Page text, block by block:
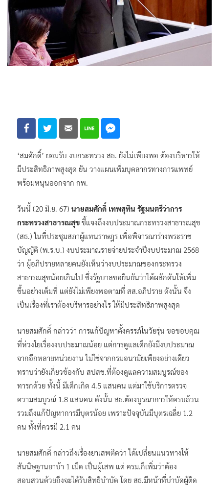
‘สมศักดิ์’ ยอมรับ งบกระทรวง สธ. ยังไม่เพียงพอ ต้องบริหารให้
มีประสิทธิภาพสูงสุด ยัน วางแผนเพิ่มบุคลากรทางการแพทย์
พร้อมหนุนออกจาก กพ.
วันนี้ (20 มิ.ย. 67) นายสมศักดิ์ เทพสุทิน รัฐมนตรีว่าการ
กระทรวงสาธารณสุข ชี้แจงถึงงบประมาณกระทรวงสาธารณสุข
(สธ.) ในที่ประชุมสภาผู้แทนราษฎร เพื่อพิจารณาร่างพระราช
บัญญัติ (พ.ร.บ.) งบประมาณรายจ่ายประจำปีงบประมาณ 2568
ว่า ผู้อภิปรายหลายคนยังเห็นว่างบประมาณของกระทรวง
สาธารณสุขน้อยเกินไป ซึ่งรัฐบาลขอยืนยันว่าได้ผลักดันให้เพิ่ม
ขึ้นอย่างเต็มที่ แต่ยังไม่เพียงพอตามที่ สส.อภิปราย ดังนั้น จึง
เป็นเรื่องที่เราต้องบริหารอย่างไร ให้มีประสิทธิภาพสูงสุด
นายสมศักดิ์ กล่าวว่า การแก้ปัญหาตั้งครรภ์ในวัยรุ่น ขอขอบคุณ
ที่ห่วงใยเรื่องงบประมาณน้อย แต่การดูแลเด็กยังมีงบประมาณ
จากอีกหลายหน่วยงาน ไม่ใช่จากกรมอนามัยเพียงอย่างเดียว
ทราบว่ายังเกี่ยวข้องกับ สปสช.ที่ต้องดูแลความสมบูรณ์ของ
ทารกด้วย ทั้งนี้ มีเด็กเกิด 4.5 แสนคน แต่มาใช้บริการตรวจ
ความสมบูรณ์ 1.8 แสนคน ดังนั้น สธ.ต้องบูรณาการให้ครบถ้วน
รวมถึงแก้ปัญหาการมีบุตรน้อย เพราะปัจจุบันมีบุตรเฉลี่ย 1.2
คน ทั้งที่ควรมี 2.1 คน
นายสมศักดิ์ กล่าวถึงเรื่องยาเสพติดว่า ได้เปลี่ยนแนวทางให้
สันนิษฐานยาบ้า 1 เม็ด เป็นผู้เสพ แต่ ครม.ก็เพิ่มว่าต้อง
สอบสวนด้วยถึงจะได้รับสิทธิบำบัด โดย สธ.มีหน้าที่บำบัดผู้ติด